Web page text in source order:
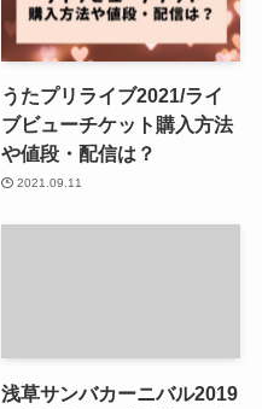
うたプリライブ2021/ライ
ブビューチケット購入方法
や値段・配信は？
2021.09.11
浅草サンバカーニバル2019